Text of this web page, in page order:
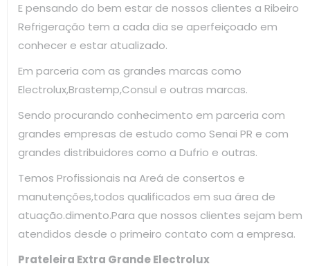
E pensando do bem estar de nossos clientes a Ribeiro
Refrigeração tem a cada dia se aperfeiçoado em
conhecer e estar atualizado.
Em parceria com as grandes marcas como
Electrolux,Brastemp,Consul e outras marcas.
Sendo procurando conhecimento em parceria com
grandes empresas de estudo como Senai PR e com
grandes distribuidores como a Dufrio e outras.
Temos Profissionais na Areá de consertos e
manutenções,todos qualificados em sua área de
atuação.dimento.Para que nossos clientes sejam bem
atendidos desde o primeiro contato com a empresa.
Prateleira Extra Grande Electrolux